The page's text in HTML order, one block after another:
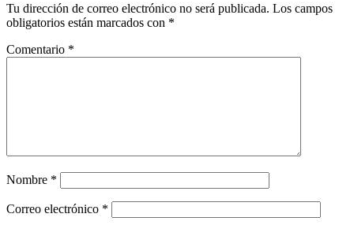
Tu dirección de correo electrónico no será publicada. Los campos
obligatorios están marcados con *
Comentario *
Nombre *
Correo electrónico *